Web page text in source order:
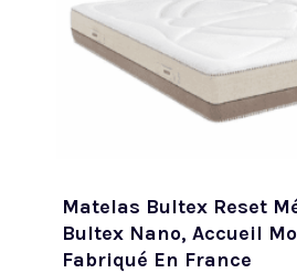
Matelas Bultex Reset
Bultex Nano, Accueil
Fabriqué En France